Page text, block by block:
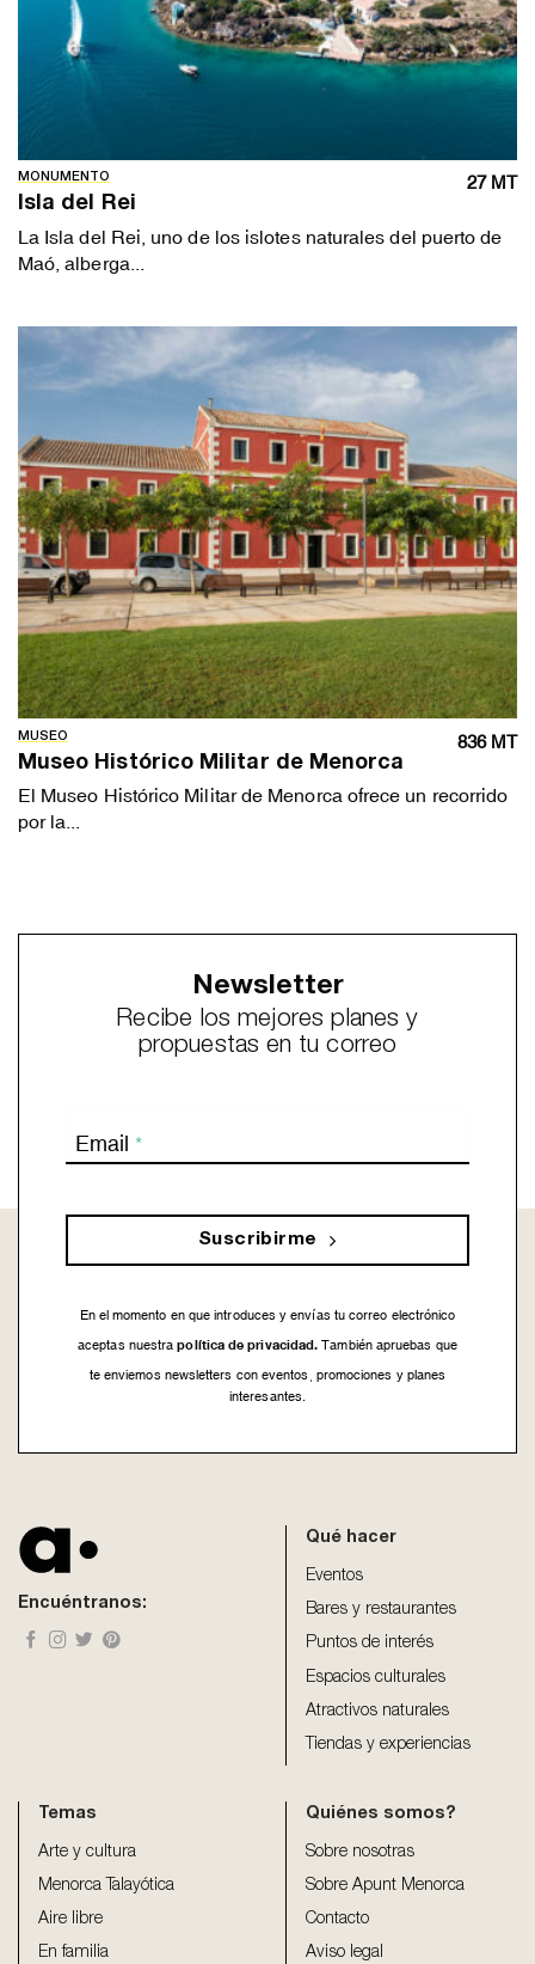
MONUMENTO 27 MT
Isla del Rei
La Isla del Rei, uno de los islotes naturales del puerto de
Maó, alberga...
MUSEO 836 MT
Museo Histórico Militar de Menorca
El Museo Histórico Militar de Menorca ofrece un recorrido
por la...
Newsletter
Recibe los mejores planes y
propuestas en tu correo
Email *
Suscribirme
En el momento en que introduces y envías tu correo electrónico
aceptas nuestra política de privacidad. También apruebas que
te enviemos newsletters con eventos, promociones y planes
interesantes.
left
Encuéntranos:
Qué hacer
Eventos
Bares y restaurantes
Puntos de interés
Espacios culturales
Atractivos naturales
Tiendas y experiencias
Temas
Arte y cultura
Menorca Talayótica
Aire libre
En familia
Quiénes somos?
Sobre nosotras
Sobre Apunt Menorca
Contacto
Aviso legal